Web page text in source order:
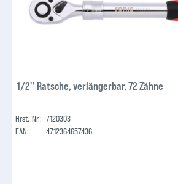
1/2'' Ratsche, verlängerbar, 72 Zähne
Hrst.-Nr.: 7120303
EAN:
4712364657436